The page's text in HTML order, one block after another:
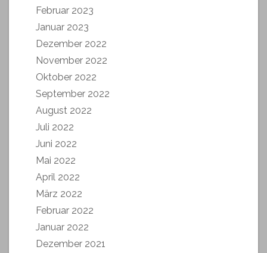
Februar 2023
Januar 2023
Dezember 2022
November 2022
Oktober 2022
September 2022
August 2022
Juli 2022
Juni 2022
Mai 2022
April 2022
März 2022
Februar 2022
Januar 2022
Dezember 2021